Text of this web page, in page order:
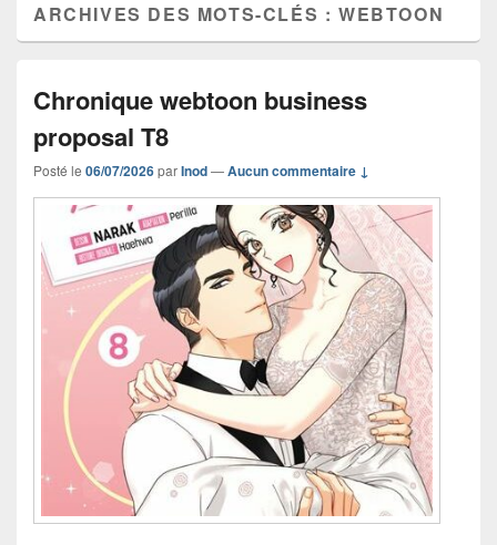
ARCHIVES DES MOTS-CLÉS :WEBTOON
Chronique webtoon business
proposal T8
Posté le 06/07/2026parInod—Aucun commentaire ↓